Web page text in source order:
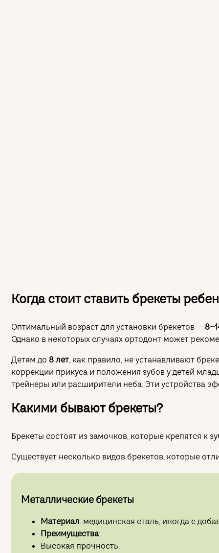
Когда стоит ставить брекеты
Оптимальный возраст для установки брекетов —
Однако в некоторых случаях ортодонт может
Детям до 8 лет, как правило, не устанавливают
коррекции прикуса и положения зубов у детей
трейнеры или расширители неба. Эти устройства
Какими бывают брекеты?
Брекеты состоят из замочков, которые крепятся к
Существует несколько видов брекетов, которые
Металлические брекеты
Материал: медицинская сталь, иногда с
Преимущества:
Высокая прочность.